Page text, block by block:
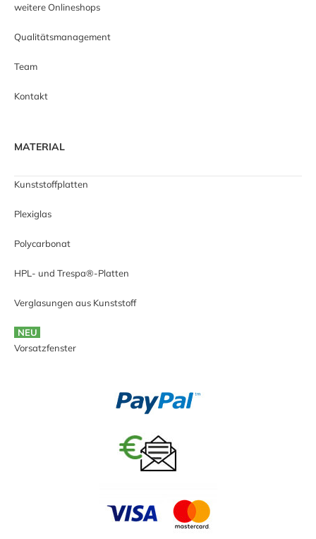
weitere Onlineshops
Qualitätsmanagement
Team
Kontakt
MATERIAL
Kunststoffplatten
Plexiglas
Polycarbonat
HPL- und Trespa®-Platten
Verglasungen aus Kunststoff
NEU
Vorsatzfenster